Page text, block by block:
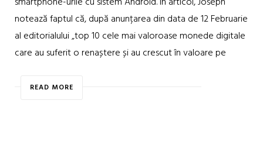
notează faptul că, după anunțarea din data de 12 Februarie
al editorialului „top 10 cele mai valoroase monede digitale
care au suferit o renaștere și au crescut în valoare pe
READ MORE